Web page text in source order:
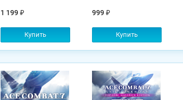
1 199
Купить
999
Купить